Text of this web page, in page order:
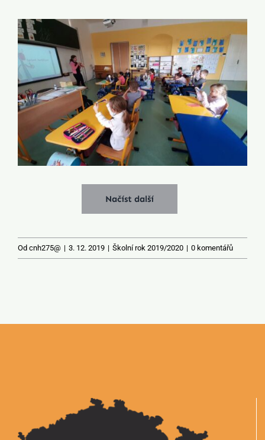
Načíst další
Od cnh275@ | 3. 12. 2019 | Školní rok 2019/2020 | 0 komentářů